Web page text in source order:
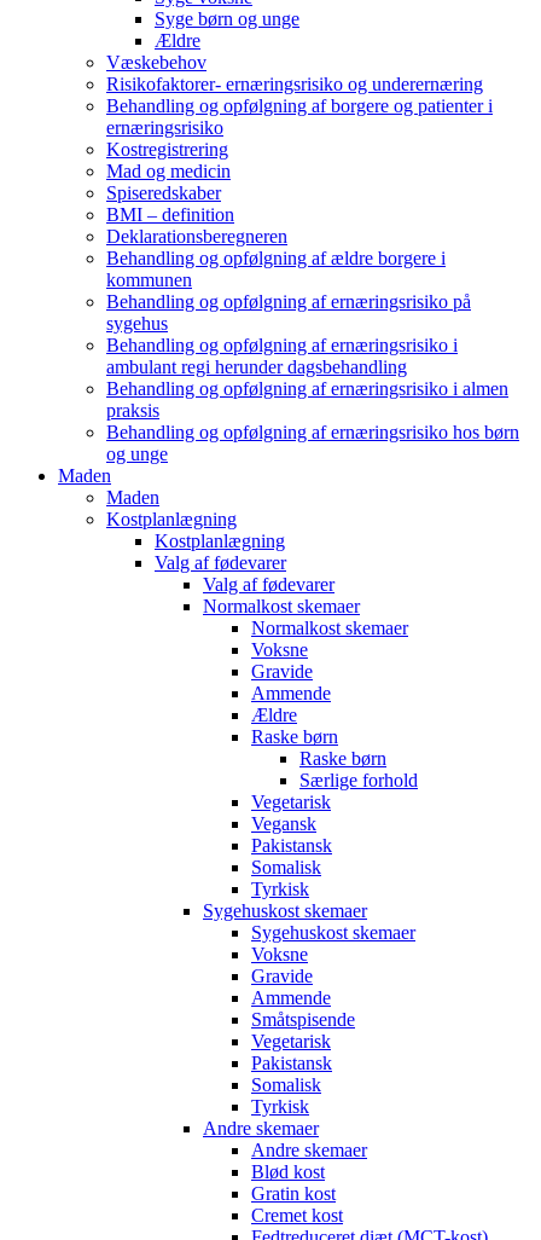
Syge børn og unge
Ældre
Væskebehov
Risikofaktorer- ernæringsrisiko og underernæring
Behandling og opfølgning af borgere og patienter i
ernæringsrisiko
Kostregistrering
Mad og medicin
Spiseredskaber
BMI – definition
Deklarationsberegneren
Behandling og opfølgning af ældre borgere i
kommunen
Behandling og opfølgning af ernæringsrisiko på
sygehus
Behandling og opfølgning af ernæringsrisiko i
ambulant regi herunder dagsbehandling
Behandling og opfølgning af ernæringsrisiko i almen
praksis
Behandling og opfølgning af ernæringsrisiko hos børn
og unge
Maden
Maden
Kostplanlægning
Kostplanlægning
Valg af fødevarer
Valg af fødevarer
Normalkost skemaer
Normalkost skemaer
Voksne
Gravide
Ammende
Ældre
Raske børn
Raske børn
Særlige forhold
Vegetarisk
Vegansk
Pakistansk
Somalisk
Tyrkisk
Sygehuskost skemaer
Sygehuskost skemaer
Voksne
Gravide
Ammende
Småtspisende
Vegetarisk
Pakistansk
Somalisk
Tyrkisk
Andre skemaer
Andre skemaer
Blød kost
Gratin kost
Cremet kost